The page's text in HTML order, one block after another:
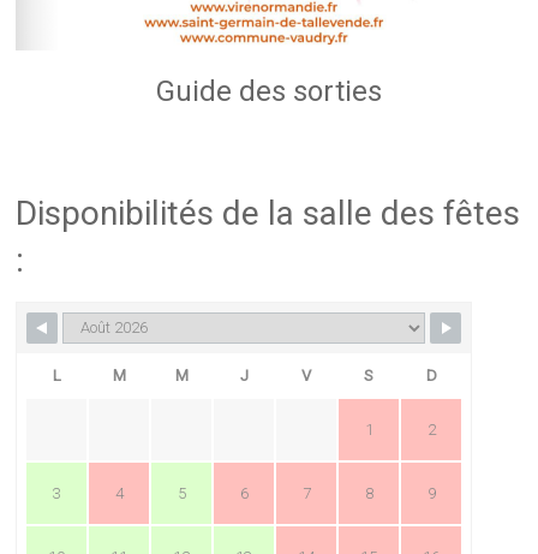
Guide des sorties
Disponibilités de la salle des fêtes
:
L M M J V S D
1 2
3 4 5 6 7 8 9